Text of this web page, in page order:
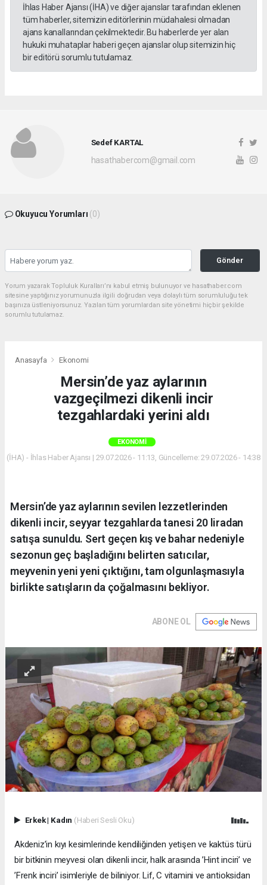
İhlas Haber Ajansı (İHA) ve diğer ajanslar tarafından eklenen
tüm haberler, sitemizin editörlerinin müdahalesi olmadan
ajans kanallarından çekilmektedir. Bu haberlerde yer alan
hukuki muhataplar haberi geçen ajanslar olup sitemizin hiç
bir editörü sorumlu tutulamaz.
Sedef KARTAL
hasathabercom@gmail.com
Okuyucu Yorumları (0)
Gönder
Yorum yazarak Topluluk Kuralları’nı kabul etmiş bulunuyor ve hasathaber.com
sitesine yaptığınız yorumunuzla ilgili doğrudan veya dolaylı tüm sorumluluğu tek
başınıza üstleniyorsunuz. Yazılan tüm yorumlardan site yönetimi hiçbir şekilde
sorumlu tutulamaz.
Anasayfa Ekonomi
Mersin’de yaz aylarının
vazgeçilmezi dikenli incir
tezgahlardaki yerini aldı
EKONOMI
(İHA) - İhlas Haber Ajansı | 29.07.2026 - 11:13, Güncelleme: 29.07.2026 - 14:38
Mersin’de yaz aylarının sevilen lezzetlerinden
dikenli incir, seyyar tezgahlarda tanesi 20 liradan
satışa sunuldu. Sert geçen kış ve bahar nedeniyle
sezonun geç başladığını belirten satıcılar,
meyvenin yeni yeni çıktığını, tam olgunlaşmasıyla
birlikte satışların da çoğalmasını bekliyor.
ABONE OL
Erkek| Kadın (Haberi Sesli Oku)
Akdeniz’in kıyı kesimlerinde kendiliğinden yetişen ve kaktüs türü
bir bitkinin meyvesi olan dikenli incir, halk arasında ’Hint inciri’ ve
’Frenk inciri’ isimleriyle de biliniyor. Lif, C vitamini ve antioksidan